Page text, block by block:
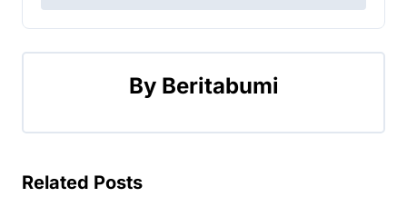
t
v
i
By Beritabumi
Related Posts